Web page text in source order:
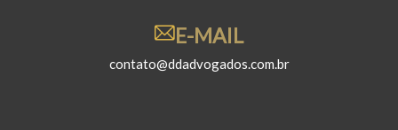
E-MAIL
contato@ddadvogados.com.br